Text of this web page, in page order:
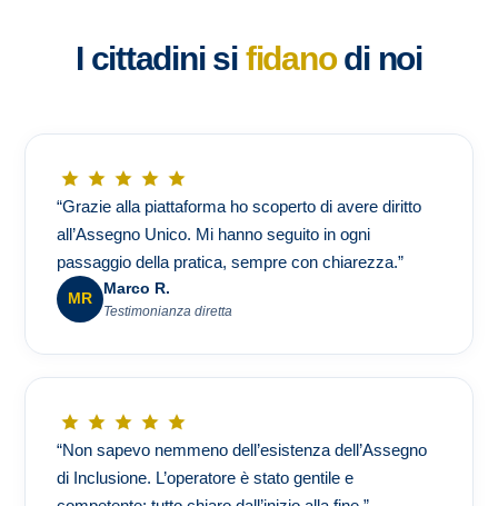
I cittadini si fidanodi noi
“Grazie alla piattaforma ho scoperto di avere diritto
all’Assegno Unico. Mi hanno seguito in ogni
passaggio della pratica, sempre con chiarezza.”
MR
Marco R.
Testimonianza diretta
“Non sapevo nemmeno dell’esistenza dell’Assegno
di Inclusione. L’operatore è stato gentile e